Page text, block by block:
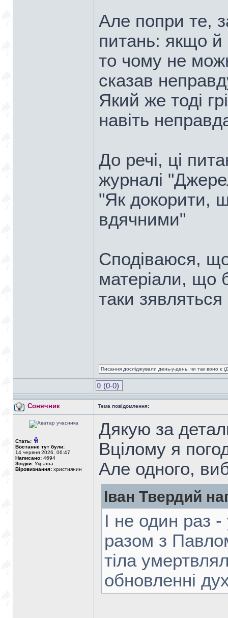
Але попри те,
питань: якщо й
то чому не
сказав
Який же тоді
навіть
До речі, ці
журналі
"Як докорити,
вдячними"
Сподіваюся, що
матеріали, що
таки
Писання досліджували день-у-день, чи так воно є
0 (0-0)
Сонячник Тема повідомлення:
Стать:
Востаннє тут були:
14 червня 2026, 06:47
Написано: 4694
Звідки: Україна
Віровизнання: християнин
Дякую за
Вцілому я
Але одного,
Іван Твердий
І не один раз
разом з
тіла
обновленні